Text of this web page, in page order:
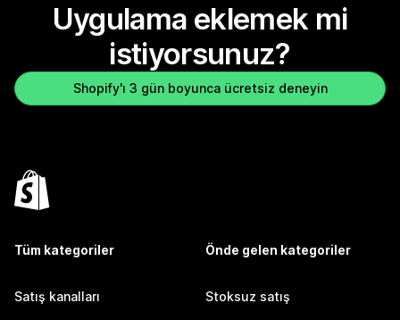
Uygulama eklemek mi
istiyorsunuz?
Shopify'ı 3 gün boyunca ücretsiz deneyin
Tüm kategoriler
Satış kanalları
Önde gelen kategoriler
Stoksuz satış